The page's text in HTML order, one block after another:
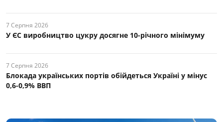
7 Серпня 2026
У ЄС виробництво цукру досягне 10-річного мінімуму
7 Серпня 2026
Блокада українських портів обійдеться Україні у мінус
0,6-0,9% ВВП